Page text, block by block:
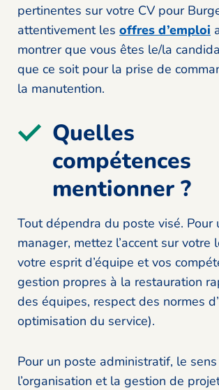
pertinentes sur votre CV pour
attentivement les offres d’emploi
montrer que vous êtes le/la
que ce soit pour la prise de
la manutention.
Quelles
compétences
mentionner ?
Tout dépendra du poste visé. Pour
manager, mettez l’accent sur votre
votre esprit d’équipe et vos
gestion propres à la restauration
des équipes, respect des normes
optimisation du service).
Pour un poste administratif, le
l’organisation et la gestion de